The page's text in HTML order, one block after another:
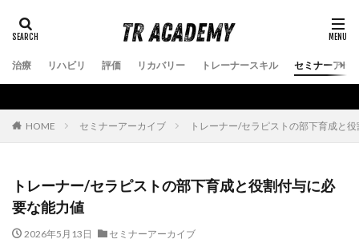
治療 リハビリ 評価 リカバリー トレーナースキル セミナーアー
HOME セミナーアーカイブ トレーナー/セラピストの部下育成と
トレーナー/セラピストの部下育成と役割付与に必
要な能力値
2026年5月13日 セミナーアーカイブ